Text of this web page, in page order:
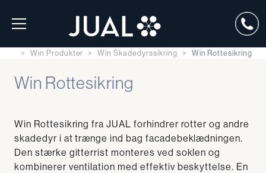
Win Produkter Win Skadedyrssikring Win Rottesikring
Win Rottesikring
Win Rottesikring fra JUAL forhindrer rotter og andre
skadedyr i at trænge ind bag facadebeklædningen.
Den stærke gitterrist monteres ved soklen og
kombinerer ventilation med effektiv beskyttelse. En